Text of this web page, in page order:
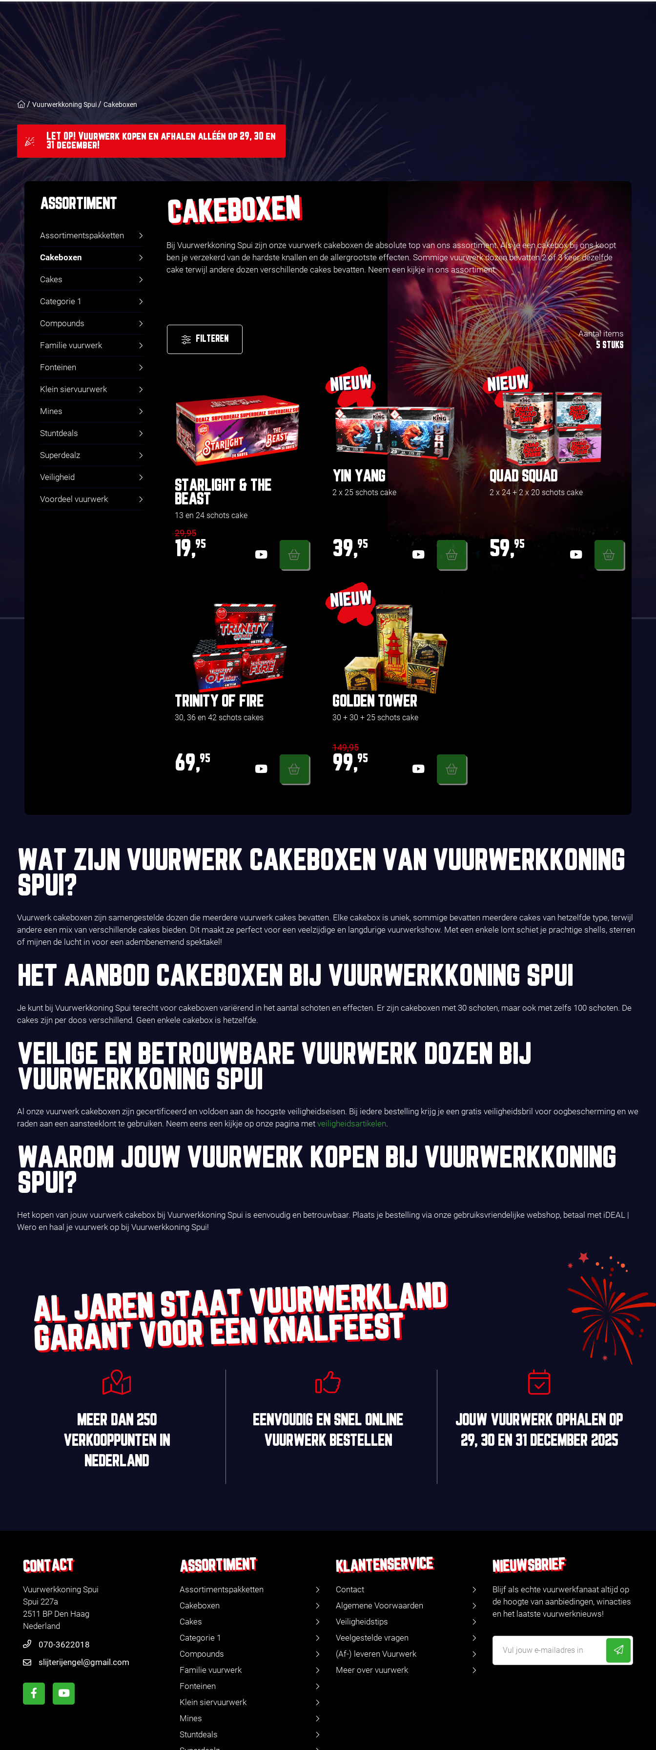
Vuurwerkkoning Spui Cakeboxen
LET OP! Vuurwerk kopen en afhalen alléén op 29, 30 en
31 december!
ASSORTIMENT
Assortimentspakketten
Cakeboxen
Cakes
Categorie 1
Compounds
Familie vuurwerk
Fonteinen
Klein siervuurwerk
Mines
Stuntdeals
Superdealz
Veiligheid
Voordeel vuurwerk
CAKEBOXEN
Bij Vuurwerkkoning Spui zijn onze vuurwerk cakeboxen de absolute top van ons assortiment. Als je een cakebox bij ons koopt
ben je verzekerd van de hardste knallen en de allergrootste effecten. Sommige vuurwerk dozen bevatten 2 of 3 keer dezelfde
cake terwijl andere dozen verschillende cakes bevatten. Neem een kijkje in ons assortiment.
FILTEREN
Aantal items
5 STUKS
STARLIGHT & THE
BEAST
13 en 24 schots cake
29,95
19,95
NIEUW
YIN YANG
2 x 25 schots cake
39,95
NIEUW
QUAD SQUAD
2 x 24 + 2 x 20 schots cake
59,95
TRINITY OF FIRE
30, 36 en 42 schots cakes
69,95
NIEUW
GOLDEN TOWER
30 + 30 + 25 schots cake
149,95
99,95
WAT ZIJN VUURWERK CAKEBOXEN VAN VUURWERKKONING
SPUI?
Vuurwerk cakeboxen zijn samengestelde dozen die meerdere vuurwerk cakes bevatten. Elke cakebox is uniek, sommige bevatten meerdere cakes van hetzelfde type, terwijl
andere een mix van verschillende cakes bieden. Dit maakt ze perfect voor een veelzijdige en langdurige vuurwerkshow. Met een enkele lont schiet je prachtige shells, sterren
of mijnen de lucht in voor een adembenemend spektakel!
HET AANBOD CAKEBOXEN BIJ VUURWERKKONING SPUI
Je kunt bij Vuurwerkkoning Spui terecht voor cakeboxen variërend in het aantal schoten en effecten. Er zijn cakeboxen met 30 schoten, maar ook met zelfs 100 schoten. De
cakes zijn per doos verschillend. Geen enkele cakebox is hetzelfde.
VEILIGE EN BETROUWBARE VUURWERK DOZEN BIJ
VUURWERKKONING SPUI
Al onze vuurwerk cakeboxen zijn gecertificeerd en voldoen aan de hoogste veiligheidseisen. Bij iedere bestelling krijg je een gratis veiligheidsbril voor oogbescherming en we
raden aan een aansteeklont te gebruiken. Neem eens een kijkje op onze pagina met veiligheidsartikelen.
WAAROM JOUW VUURWERK KOPEN BIJ VUURWERKKONING
SPUI?
Het kopen van jouw vuurwerk cakebox bij Vuurwerkkoning Spui is eenvoudig en betrouwbaar. Plaats je bestelling via onze gebruiksvriendelijke webshop, betaal met iDEAL |
Wero en haal je vuurwerk op bij Vuurwerkkoning Spui!
AL JAREN STAAT VUURWERKLAND
GARANT VOOR EEN KNALFEEST
MEER DAN 250
VERKOOPPUNTEN
IN
NEDERLAND
EENVOUDIG EN SNELONLINE
VUURWERK BESTELLEN
JOUW VUURWERK OPHALEN OP
29, 30EN 31 DECEMBER 2025
CONTACT
Vuurwerkkoning Spui
Spui 227a
2511 BP Den Haag
Nederland
070-3622018
slijterijengel@gmail.com
ASSORTIMENT
Assortimentspakketten
Cakeboxen
Cakes
Categorie 1
Compounds
Familie vuurwerk
Fonteinen
Klein siervuurwerk
Mines
Stuntdeals
KLANTENSERVICE
Contact
Algemene Voorwaarden
Veiligheidstips
Veelgestelde vragen
(Af-) leveren Vuurwerk
Meer over vuurwerk
NIEUWSBRIEF
Blijf als echte vuurwerkfanaat altijd op
de hoogte van aanbiedingen, winacties
en het laatste vuurwerknieuws!